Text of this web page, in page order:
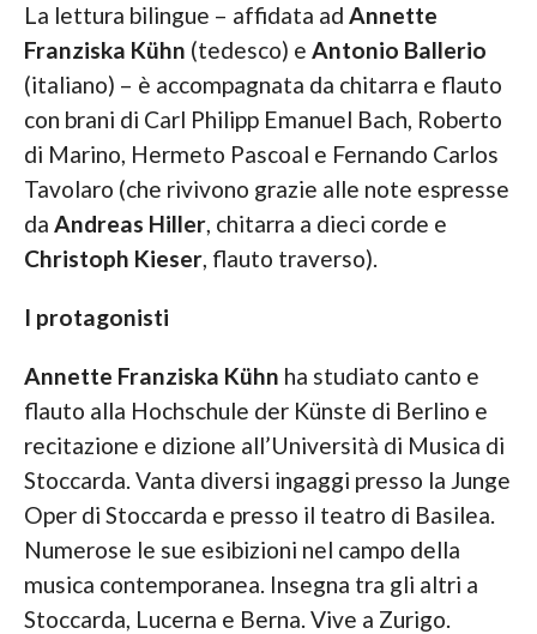
La lettura bilingue – affidata ad Annette
Franziska Kühn (tedesco) e Antonio Ballerio
(italiano) – è accompagnata da chitarra e flauto
con brani di Carl Philipp Emanuel Bach, Roberto
di Marino, Hermeto Pascoal e Fernando Carlos
Tavolaro (che rivivono grazie alle note espresse
da Andreas Hiller, chitarra a dieci corde e
Christoph Kieser, flauto traverso).
I protagonisti
Annette Franziska Kühn ha studiato canto e
flauto alla Hochschule der Künste di Berlino e
recitazione e dizione all’Università di Musica di
Stoccarda. Vanta diversi ingaggi presso la Junge
Oper di Stoccarda e presso il teatro di Basilea.
Numerose le sue esibizioni nel campo della
musica contemporanea. Insegna tra gli altri a
Stoccarda, Lucerna e Berna. Vive a Zurigo.